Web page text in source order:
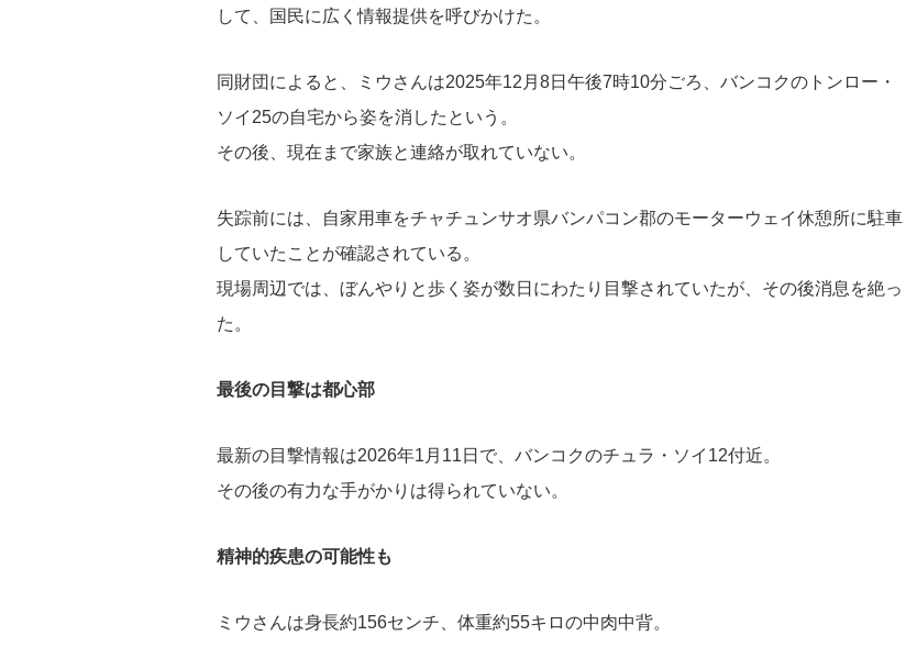
して、国民に広く情報提供を呼びかけた。
同財団によると、ミウさんは2025年12月8日午後7時10分ごろ、バンコクのトンロー・
ソイ25の自宅から姿を消したという。
その後、現在まで家族と連絡が取れていない。
失踪前には、自家用車をチャチュンサオ県バンパコン郡のモーターウェイ休憩所に駐車
していたことが確認されている。
現場周辺では、ぼんやりと歩く姿が数日にわたり目撃されていたが、その後消息を絶っ
た。
最後の目撃は都心部
最新の目撃情報は2026年1月11日で、バンコクのチュラ・ソイ12付近。
その後の有力な手がかりは得られていない。
精神的疾患の可能性も
ミウさんは身長約156センチ、体重約55キロの中肉中背。